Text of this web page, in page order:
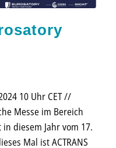
10 Uhr CET //
Messe im Bereich
diesem Jahr vom 17.
Mal ist ACTRANS